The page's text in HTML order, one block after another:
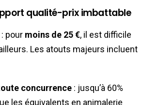
qualité-prix imbattable
pour moins de 25 €, il est difficile
Les atouts majeurs incluent
concurrence : jusqu’à 60%
les équivalents en animalerie